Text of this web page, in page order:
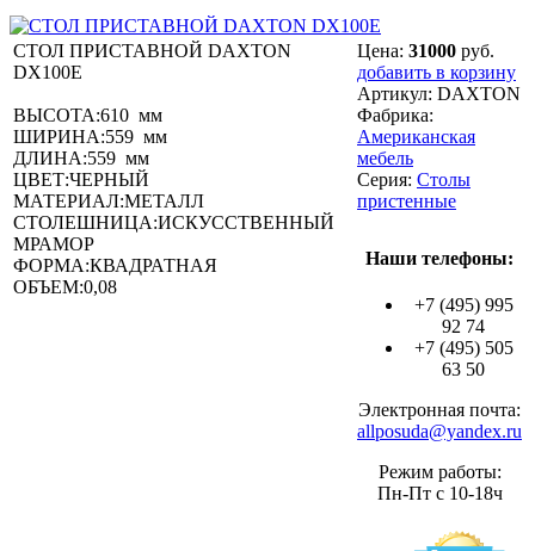
СТОЛ ПРИСТАВНОЙ DAXTON
DX100E
ВЫСОТА:610 мм
ШИРИНА:559 мм
ДЛИНА:559 мм
ЦВЕТ:ЧЕРНЫЙ
МАТЕРИАЛ:МЕТАЛЛ
СТОЛЕШНИЦА:ИСКУССТВЕННЫЙ
МРАМОР
ФОРМА:КВАДРАТНАЯ
ОБЪЕМ:0,08
Цена: 31000 руб.
добавить в корзину
Артикул: DAXTON
Фабрика:
Американская
мебель
Серия: Столы
пристенные
Наши телефоны:
+7 (495) 995
92 74
+7 (495) 505
63 50
Электронная почта:
allposuda@yandex.ru
Режим работы:
Пн-Пт с 10-18ч